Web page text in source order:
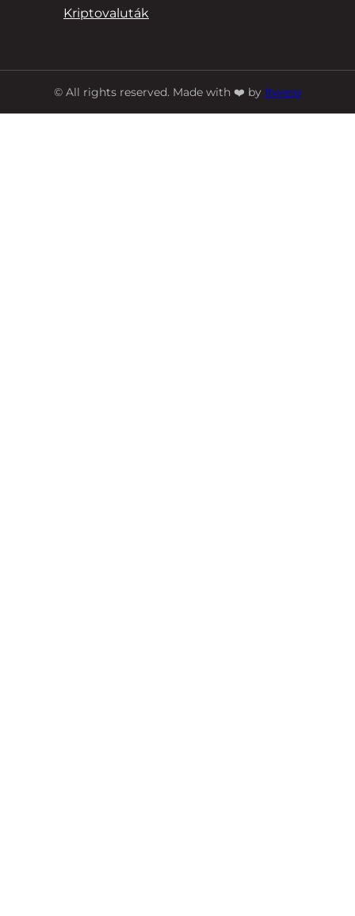
Kriptovaluták
© All rights reserved. Made with ❤️ by Itweso